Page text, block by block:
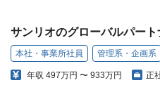
サンリオのグローバルパー
本社・事業所社員 管理系・企画系
年収 497万円 〜 933万円 正